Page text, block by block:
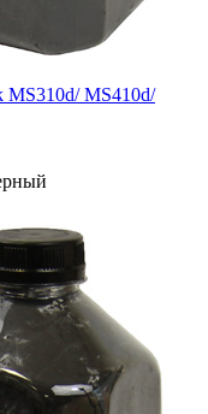
MS310d/ MS410d/